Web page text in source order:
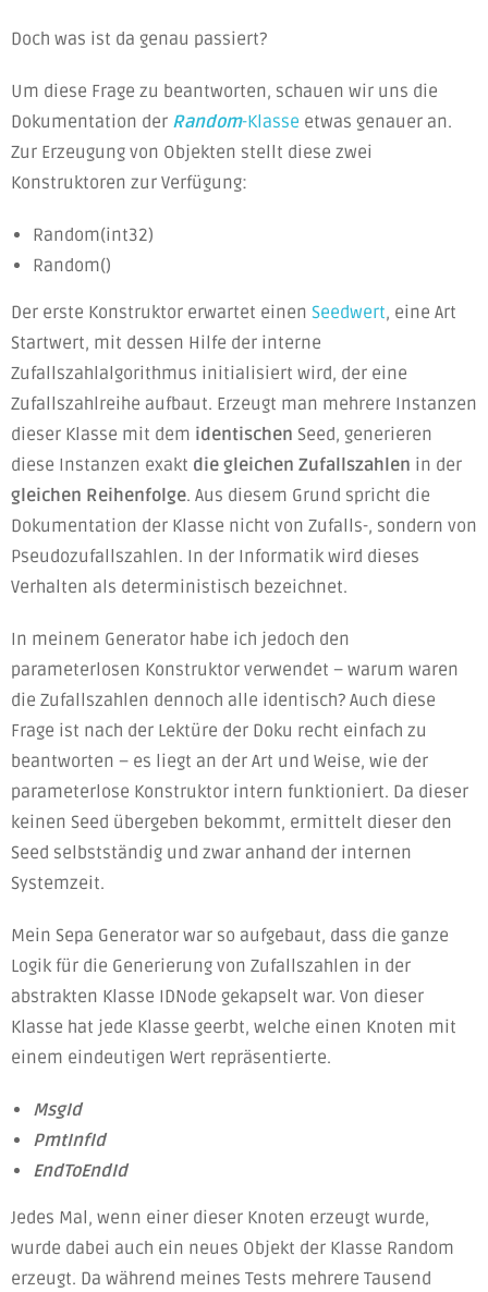
Doch was ist da genau passiert?
Um diese Frage zu beantworten, schauen wir uns die
Dokumentation der Random-Klasse etwas genauer an.
Zur Erzeugung von Objekten stellt diese zwei
Konstruktoren zur Verfügung:
Random(int32)
Random()
Der erste Konstruktor erwartet einen Seedwert, eine Art
Startwert, mit dessen Hilfe der interne
Zufallszahlalgorithmus initialisiert wird, der eine
Zufallszahlreihe aufbaut. Erzeugt man mehrere Instanzen
dieser Klasse mit dem identischen Seed, generieren
diese Instanzen exakt die gleichen Zufallszahlen in der
gleichen Reihenfolge. Aus diesem Grund spricht die
Dokumentation der Klasse nicht von Zufalls-, sondern von
Pseudozufallszahlen. In der Informatik wird dieses
Verhalten als deterministisch bezeichnet.
In meinem Generator habe ich jedoch den
parameterlosen Konstruktor verwendet – warum waren
die Zufallszahlen dennoch alle identisch? Auch diese
Frage ist nach der Lektüre der Doku recht einfach zu
beantworten – es liegt an der Art und Weise, wie der
parameterlose Konstruktor intern funktioniert. Da dieser
keinen Seed übergeben bekommt, ermittelt dieser den
Seed selbstständig und zwar anhand der internen
Systemzeit.
Mein Sepa Generator war so aufgebaut, dass die ganze
Logik für die Generierung von Zufallszahlen in der
abstrakten Klasse IDNode gekapselt war. Von dieser
Klasse hat jede Klasse geerbt, welche einen Knoten mit
einem eindeutigen Wert repräsentierte.
MsgId
PmtInfId
EndToEndId
Jedes Mal, wenn einer dieser Knoten erzeugt wurde,
wurde dabei auch ein neues Objekt der Klasse Random
erzeugt. Da während meines Tests mehrere Tausend